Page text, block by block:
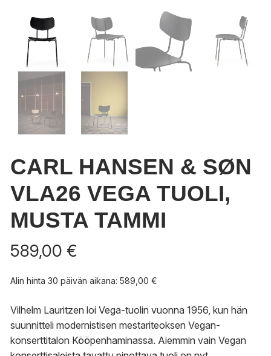
CARL HANSEN & SØN
VLA26 VEGA TUOLI,
MUSTA TAMMI
589,00 €
Alin hinta 30 päivän aikana: 589,00 €
Vilhelm Lauritzen loi Vega-tuolin vuonna 1956, kun hän
suunnitteli modernistisen mestariteoksen Vegan-
konserttitalon Kööpenhaminassa. Aiemmin vain Vegan